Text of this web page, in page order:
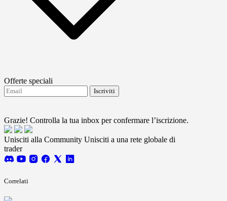
Offerte speciali
Iscriviti
Grazie! Controlla la tua inbox per confermare l’iscrizione.
Unisciti alla Community Unisciti a una rete globale di
trader
Correlati